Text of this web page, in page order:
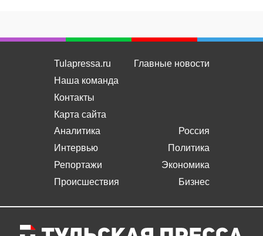
Tulapressa.ru
Наша команда
Контакты
Карта сайта
Главные новости
Аналитика
Интервью
Репортажи
Происшествия
Россия
Политика
Экономика
Бизнес